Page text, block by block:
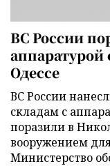
ВС России
аппаратурой
Одессе
ВС России
складам с
поразили в
вооружением
Министерство